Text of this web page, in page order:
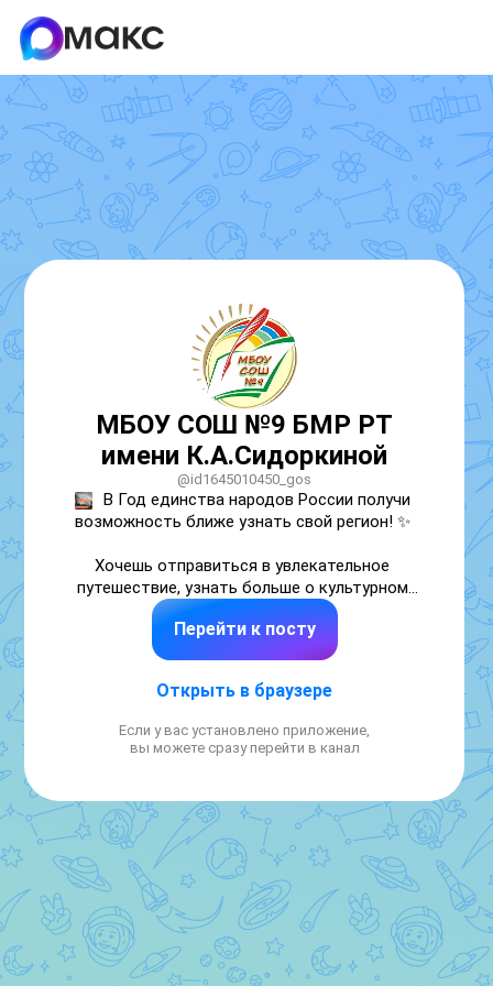
МБОУ СОШ №9 БМР РТ
имени К.А.Сидоркиной
@id1645010450_gos
В Год единства народов России получи
возможность ближе узнать свой регион! ✨
Хочешь отправиться в увлекательное
путешествие, узнать больше о культурном
наследии нашей страны и проявить себя?
Участвуй в конкурсном отборе в рамках
Всероссийского проекта «Единство народов
чем путешествие».
🎯 Цель конкурса — знакомство молодых
историческими объектами региона с
акцентом на многообразии и единстве
народов России.
Кто может участвовать?
🔸 Команды из 9 обучающихся в возрасте
14–17 лет вместе с советником по
Перейти к посту
Открыть в браузере
Если у вас установлено приложение,
вы можете сразу перейти в канал